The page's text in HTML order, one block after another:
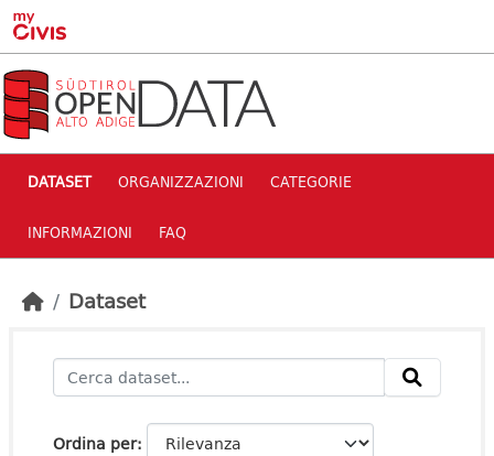
Skip to main content
DATASET ORGANIZZAZIONI CATEGORIE
INFORMAZIONI FAQ
Dataset
Ordina per